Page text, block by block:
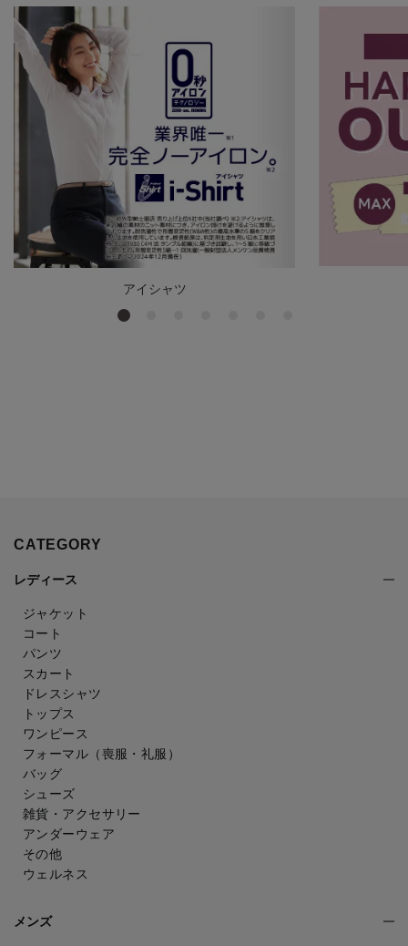
アイシャツ
CATEGORY
レディース
ジャケット
コート
パンツ
スカート
ドレスシャツ
トップス
ワンピース
フォーマル（喪服・礼服）
バッグ
シューズ
雑貨・アクセサリー
アンダーウェア
その他
ウェルネス
メンズ